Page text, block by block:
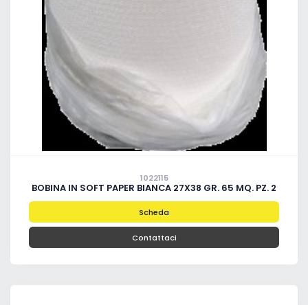
1022115
BOBINA IN SOFT PAPER BIANCA 27X38 GR. 65 MQ. PZ. 2
Scheda
Contattaci